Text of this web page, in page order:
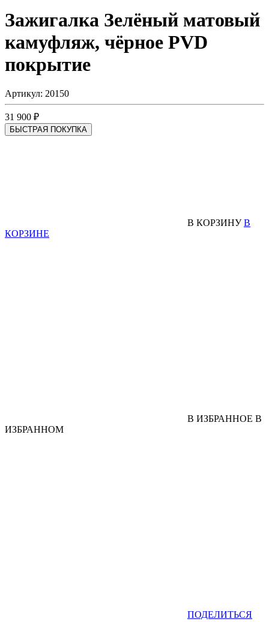
Зажигалка Зелёный матовый
камуфляж, чёрное PVD
покрытие
Артикул: 20150
31 900 ₽
БЫСТРАЯ ПОКУПКА
В КОРЗИНУ В
КОРЗИНЕ
В ИЗБРАННОЕ В
ИЗБРАННОМ
ПОДЕЛИТЬСЯ